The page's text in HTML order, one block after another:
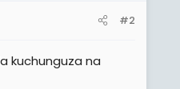
#2
kuchunguza na